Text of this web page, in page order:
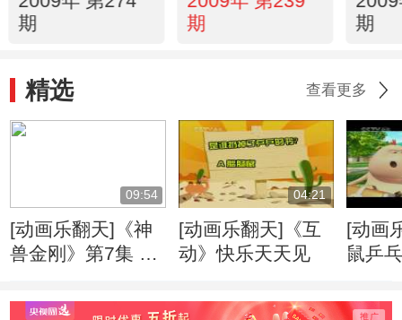
期
期
期
精选 查看更多
09:54
[动画乐翻天]《神
兽金刚》第7集 地
04:21
[动画乐翻天]《互
动》快乐天天见
[动画
鼠乒
弥彰